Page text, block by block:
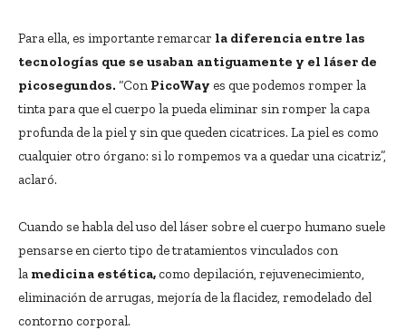
Para ella, es importante remarcar la diferencia entre las
tecnologías que se usaban antiguamente y el láser de
picosegundos. “Con PicoWay es que podemos romper la
tinta para que el cuerpo la pueda eliminar sin romper la capa
profunda de la piel y sin que queden cicatrices. La piel es como
cualquier otro órgano: si lo rompemos va a quedar una cicatriz”,
aclaró.
Cuando se habla del uso del láser sobre el cuerpo humano suele
pensarse en cierto tipo de tratamientos vinculados con
la medicina estética, como depilación, rejuvenecimiento,
eliminación de arrugas, mejoría de la flacidez, remodelado del
contorno corporal.